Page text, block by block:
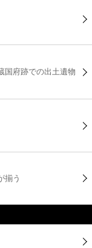
国府跡での出土遺物
揃う